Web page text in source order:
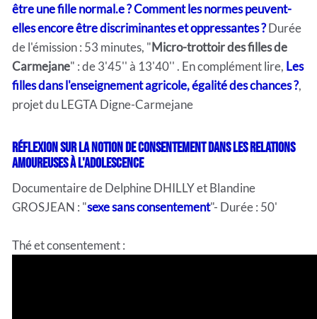
être une fille normal.e ? Comment les normes peuvent-
elles encore être discriminantes et oppressantes ?Durée
de l'émission : 53 minutes, "Micro-trottoir des filles de
Carmejane" : de 3'45'' à 13'40'' . En complément lire, Les
filles dans l'enseignement agricole, égalité des chances ?,
projet du LEGTA Digne-Carmejane
Réflexion sur la notion de consentement dans les relations
amoureuses à l'adolescence
Documentaire de Delphine DHILLY et Blandine
GROSJEAN : "sexe sans consentement"- Durée : 50'
Thé et consentement :